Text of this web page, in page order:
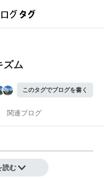
ズム
このタグでブログを書く
関連ブログ
読む